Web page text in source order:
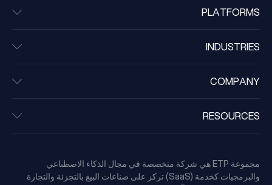
PLATFORMS
INDUSTRIES
COMPANY
RESOURCES
مجموعة ETP هي شركة متخصصة في مجال الذكاء الاصطناعي
والبرمجيات كخدمة (SaaS) تركز على صناعات البيع بالتجزئة والتجارة